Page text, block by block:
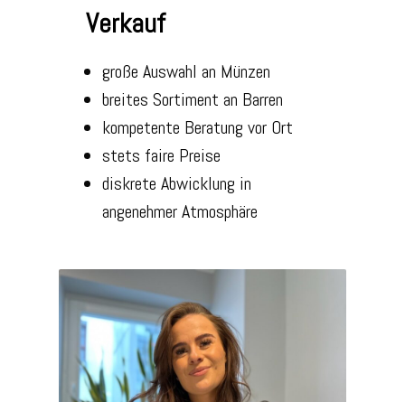
Verkauf
große Auswahl an Münzen
breites Sortiment an Barren
kompetente Beratung vor Ort
stets faire Preise
diskrete Abwicklung in
angenehmer Atmosphäre